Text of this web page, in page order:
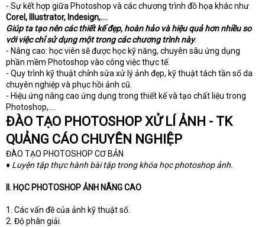
- Sự kết hợp giữa Photoshop và các chương trình đồ họa khác như
Corel, Illustrator, Indesign,....
Giúp ta tạo nên các thiết kế đẹp, hoàn hảo và hiệu quả hơn nhiều so
với việc chỉ sử dụng một trong các chương trình này.
- Nâng cao: học viên sẽ được học kỹ năng, chuyên sâu ứng dụng
phần mềm Photoshop vào công việc thực tế.
- Quy trình kỹ thuật chỉnh sửa xử lý ảnh đẹp, kỹ thuật tách tần số da
chuyên nghiệp và phục hồi ảnh cũ.
- Hiệu ứng nâng cao ứng dụng trong thiết kế và tạo chất liệu trong
Photoshop,....
ĐÀO TẠO PHOTOSHOP XỬ LÍ ẢNH - TK
QUẢNG CÁO CHUYÊN NGHIỆP
ĐÀO TẠO PHOTOSHOP CƠ BẢN
♦ Luyện tập thực hành bài tập trong khóa học photoshop ảnh.
II. HỌC PHOTOSHOP ẢNH NÂNG CAO
1. Các vấn đề của ảnh kỹ thuật số.
2. Độ phân giải.